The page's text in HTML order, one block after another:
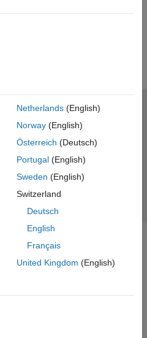
Netherlands(English)
Norway(English)
Österreich (Deutsch)
Portugal(English)
Sweden (English)
Switzerland
Deutsch
English
Français
United Kingdom (English)
プライバシー ポリシー
ーション ステータス
Inc.